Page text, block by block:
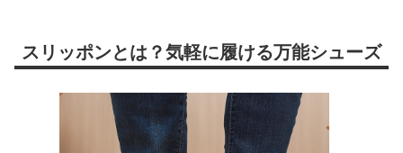
スリッポンとは？気軽に履ける万能シューズ